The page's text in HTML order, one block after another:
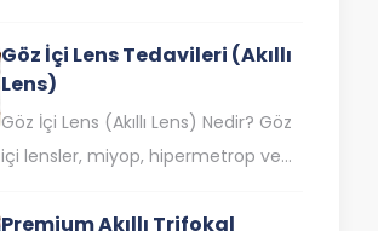
ameliyatı, saydam tabaka olan
korneanın lazer ışınıyla…
Göz İçi Lens Tedavileri (Akıllı
Lens)
Göz İçi Lens (Akıllı Lens) Nedir? Göz
içi lensler, miyop, hipermetrop ve
bozukluklarının yanı sıra katarakt…
Premium Akıllı Trifokal